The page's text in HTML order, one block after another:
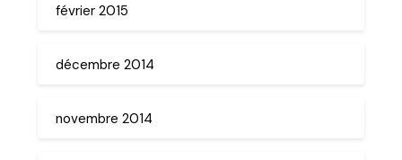
février 2015
décembre 2014
novembre 2014